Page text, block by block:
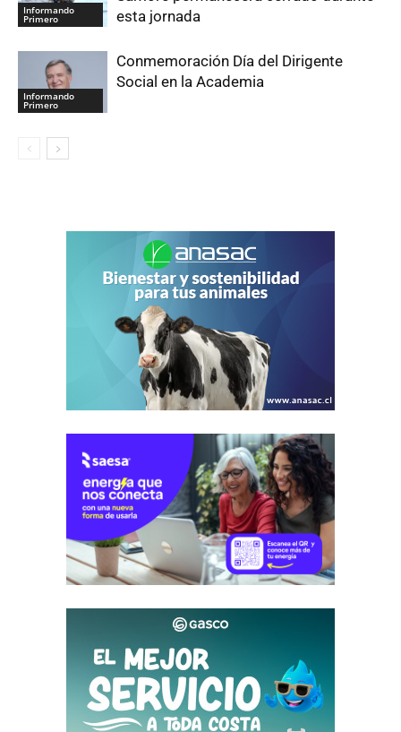
Informando
Primero
esta jornada
Informando
Primero
Conmemoración Día del Dirigente
Social en la Academia